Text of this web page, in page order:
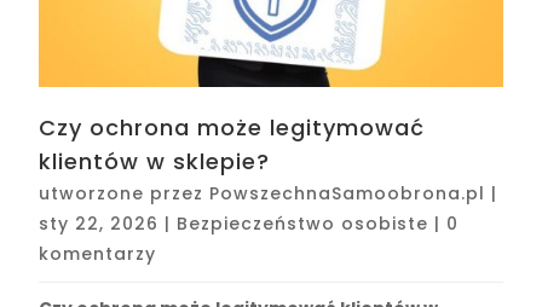
Czy ochrona może legitymować
klientów w sklepie?
utworzone przez PowszechnaSamoobrona.pl |
sty 22, 2026 | Bezpieczeństwo osobiste | 0
komentarzy